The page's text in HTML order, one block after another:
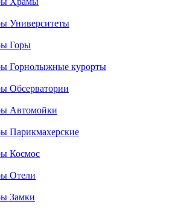
Университеты
Горы
Горнолыжные курорты
Обсерватории
Автомойки
Парикмахерские
Космос
Отели
Замки